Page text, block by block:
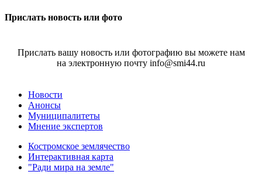
Прислать новость или фото
Прислать вашу новость или фотографию вы можете нам
на электронную почту info@smi44.ru
Новости
Анонсы
Муниципалитеты
Мнение экспертов
Костромское землячество
Интерактивная карта
"Ради мира на земле"